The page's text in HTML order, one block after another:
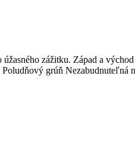
zážitku. Západ a
grúň Nezabudnuteľná